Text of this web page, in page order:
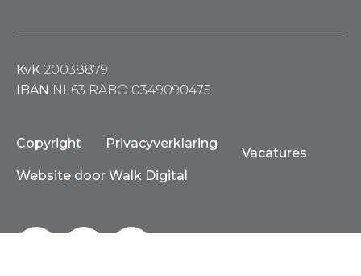
KvK 20038879
IBAN NL63 RABO 0349090475
Copyright Privacyverklaring
Vacatures
Website door Walk Digital